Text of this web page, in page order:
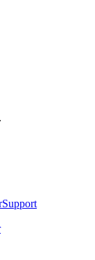
Support